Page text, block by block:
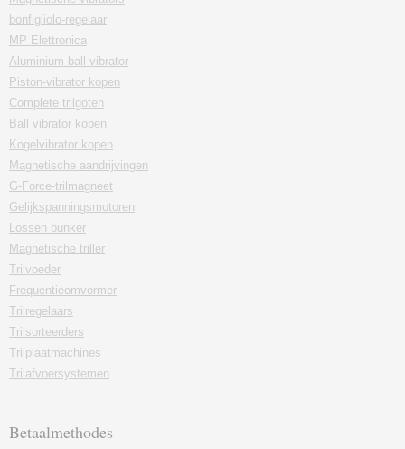
bonfigliolo-regelaar
MP Elettronica
Aluminium ball vibrator
Piston-vibrator kopen
Complete trilgoten
Ball vibrator kopen
Kogelvibrator kopen
Magnetische aandrijvingen
G-Force-trilmagneet
Gelijkspanningsmotoren
Lossen bunker
Magnetische triller
Trilvoeder
Frequentieomvormer
Trilregelaars
Trilsorteerders
Trilplaatmachines
Trilafvoersystemen
Betaalmethodes